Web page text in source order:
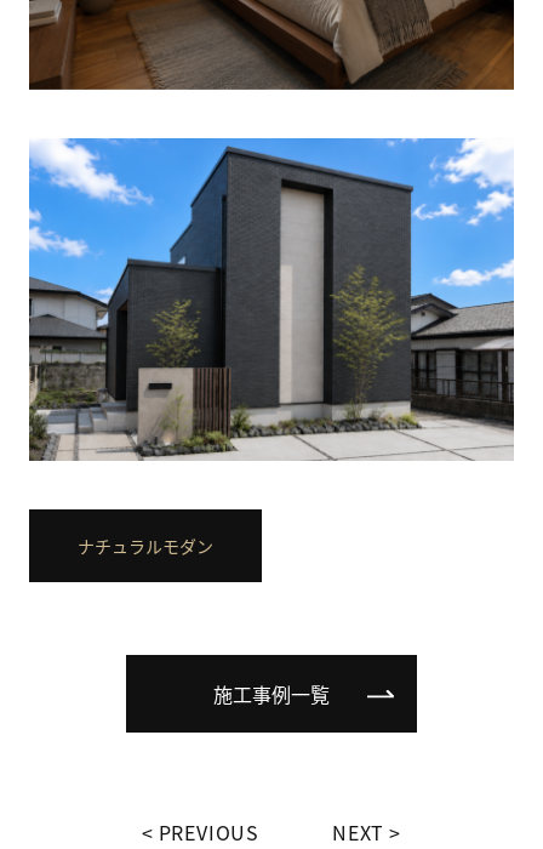
ナチュラルモダン
施工事例一覧
PREVIOUS NEXT